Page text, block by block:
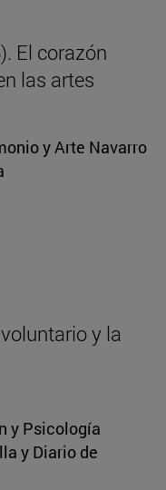
El corazón
las artes
y Arte Navarro
y la
y Psicología
y Diario de